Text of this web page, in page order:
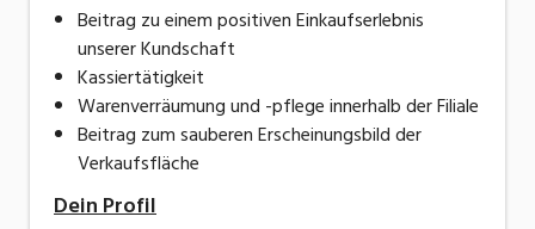
Beitrag zu einem positiven Einkaufserlebnis
unserer Kundschaft
Kassiertätigkeit
Warenverräumung und -pflege innerhalb der Filiale
Beitrag zum sauberen Erscheinungsbild der
Verkaufsfläche
Dein Profil